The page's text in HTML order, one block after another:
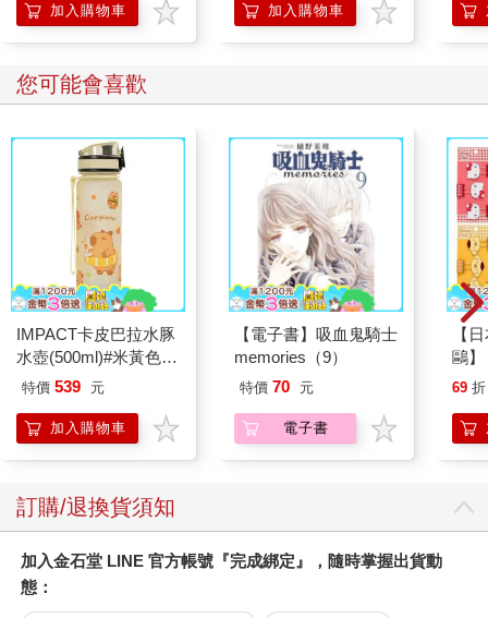
加入購物車 加入購物車
您可能會喜歡
IMPACT卡皮巴拉水豚
水壺(500ml)#米黃色
IM00B18YL
特價 539 元
加入購物車
【電子書】吸血鬼騎士
memories（9）
特價 70 元
電子書
【
鷗
(8款
企鵝
69 折
訂購/退換貨須知
加入金石堂 LINE 官方帳號『完成綁定』，隨時掌握出貨動
態：